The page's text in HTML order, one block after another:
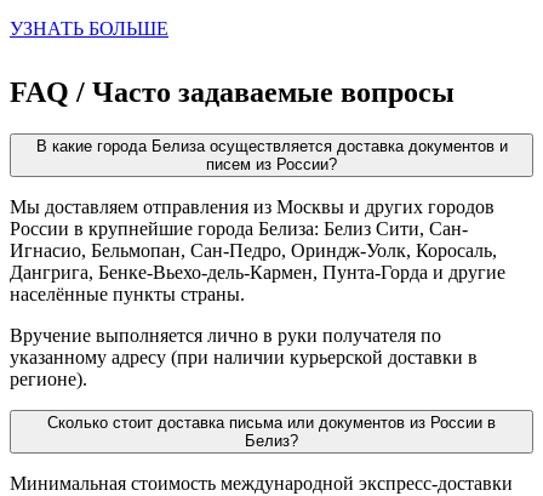
УЗНАТЬ БОЛЬШЕ
FAQ / Часто задаваемые вопросы
В какие города Белиза осуществляется доставка документов и
писем из России?
Мы доставляем отправления из Москвы и других городов
России в крупнейшие города Белиза: Белиз Сити, Сан-
Игнасио, Бельмопан, Сан-Педро, Ориндж-Уолк, Коросаль,
Дангрига, Бенке-Вьехо-дель-Кармен, Пунта-Горда и другие
населённые пункты страны.
Вручение выполняется лично в руки получателя по
указанному адресу (при наличии курьерской доставки в
регионе).
Сколько стоит доставка письма или документов из России в
Белиз?
Минимальная стоимость международной экспресс-доставки